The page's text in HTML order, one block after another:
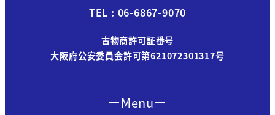
TEL : 06-6867-9070
古物商許可証番号
大阪府公安委員会許可第621072301317号
ーMenuー